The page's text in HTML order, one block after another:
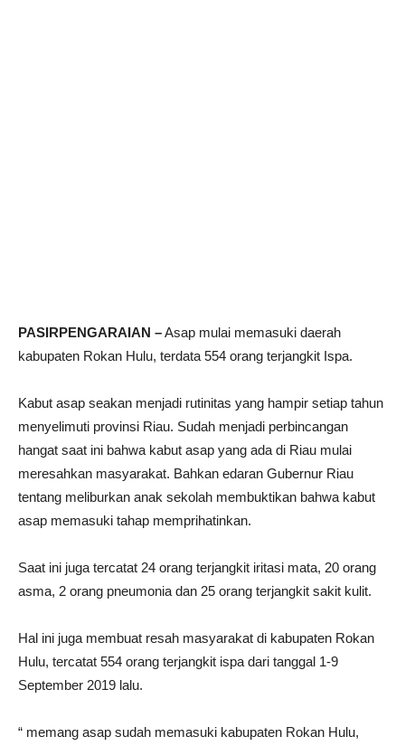
PASIRPENGARAIAN –Asap mulai memasuki daerah
kabupaten Rokan Hulu, terdata 554 orang terjangkit Ispa.
Kabut asap seakan menjadi rutinitas yang hampir setiap tahun
menyelimuti provinsi Riau. Sudah menjadi perbincangan
hangat saat ini bahwa kabut asap yang ada di Riau mulai
meresahkan masyarakat. Bahkan edaran Gubernur Riau
tentang meliburkan anak sekolah membuktikan bahwa kabut
asap memasuki tahap memprihatinkan.
Saat ini juga tercatat 24 orang terjangkit iritasi mata, 20 orang
asma, 2 orang pneumonia dan 25 orang terjangkit sakit kulit.
Hal ini juga membuat resah masyarakat di kabupaten Rokan
Hulu, tercatat 554 orang terjangkit ispa dari tanggal 1-9
September 2019 lalu.
“ memang asap sudah memasuki kabupaten Rokan Hulu,